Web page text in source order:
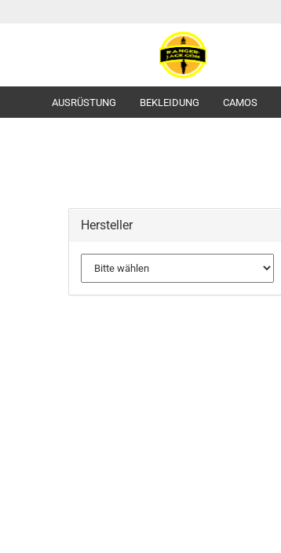
AUSRÜSTUNG BEKLEIDUNG CAMOS
Hersteller